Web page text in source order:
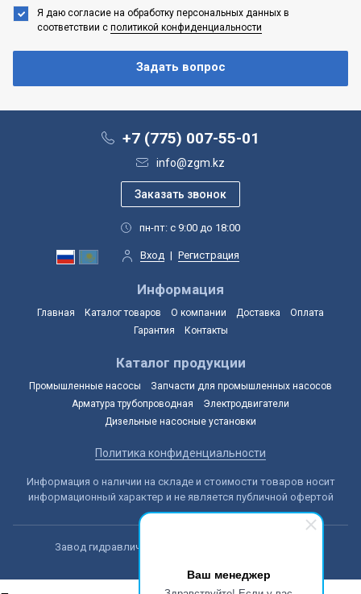
Ваш менеджер
Я даю согласие на обработку персональных данных в
соответствии с политикой конфиденциальности
+7 (775) 007-55-01
info@zgm.kz
пн-пт: с 9:00 до 18:00
Вход | Регистрация
Информация
Главная Каталог товаров О компании Доставка
Оплата
Гарантия
Контакты
Каталог продукции
Промышленные насосы
Запчасти для промышленных насосов
Арматура трубопроводная
Электродвигатели
Дизельные насосные установки
Политика конфиденциальности
Информация о наличии на складе и стоимости товаров носит
информационный характер и не является публичной офертой
Завод гидравлических машин © 2014-2026, Астана